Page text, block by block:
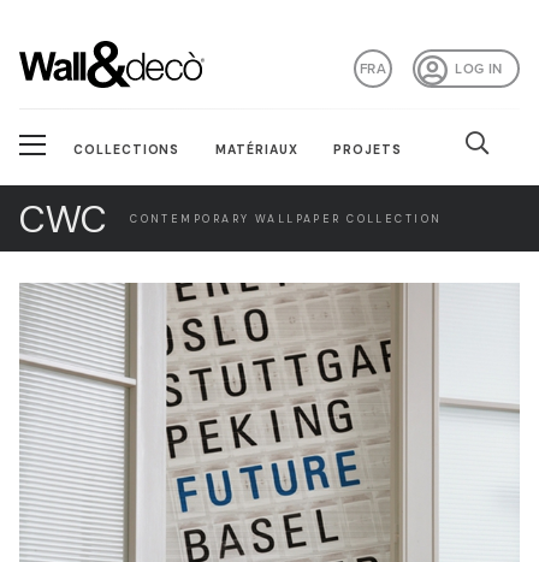
LOG IN
FRA
COLLECTIONS MATÉRIAUX PROJETS
CWC CONTEMPORARY WALLPAPER COLLECTION